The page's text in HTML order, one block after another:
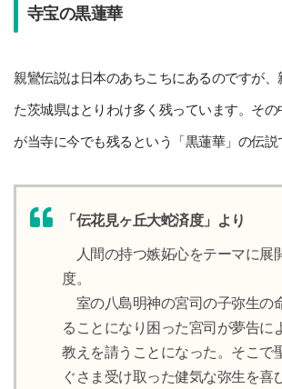
寺宝の黒蓮華
親鸞伝説は日本のあちこちにあるのですが、
た茨城県はとりわけ多く残っています。そ
が当寺に今でも残るという「黒蓮華」の伝説
「伝花見ヶ丘大蛇済度」より
人間の持つ嫉妬心をテーマに展
度。
室の八島明神の宮司の子弥生の
ることになり困った宮司が夢告に
教えを請うことになった。そこで
ぐさま受け取った健気な弥生を喜